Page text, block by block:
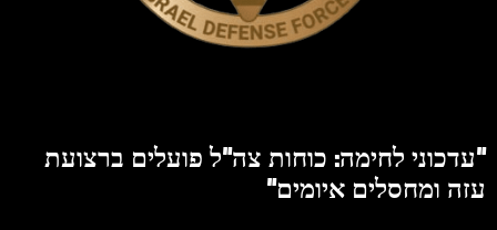
"עדכוני לחימה: כוחות צה"ל פועלים ברצועת
עזה ומחסלים איומים"